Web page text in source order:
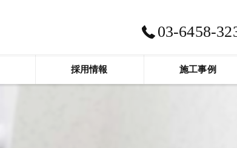
03-6458-
採用情報 施工事例